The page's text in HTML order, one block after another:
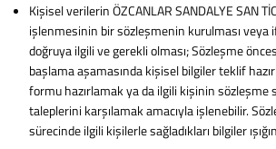
Kişisel verilerin ÖZCANLAR SANDALYE SAN
işlenmesinin bir sözleşmenin kurulması veya
doğruya ilgili ve gerekli olması; Sözleşme
başlama aşamasında kişisel bilgiler teklif
formu hazırlamak ya da ilgili kişinin sözleşme
taleplerini karşılamak amacıyla işlenebilir.
sürecinde ilgili kişilerle sağladıkları bilgiler